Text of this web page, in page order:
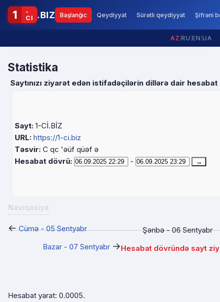
1
-
CI
.BIZ Başlanğıc Qeydiyyat Sürətli qeydiyyat Şifrəni
AZ RU EN UA
Statistika
Saytınızı ziyarət edən istifadəçilərin dillərə dair hesabat
Sayt: 1-Cİ.BİZ
URL: https://1-ci.biz
Təsvir: C qc 'əüf qüəf ə
Hesabat dövrü:
-
Naviqasiya
← Cümə - 05 Sentyabr
Şənbə - 06 Sentyabr
Bazar - 07 Sentyabr →Hesabat dövründə sayt
Hesabat yarat: 0.0005.